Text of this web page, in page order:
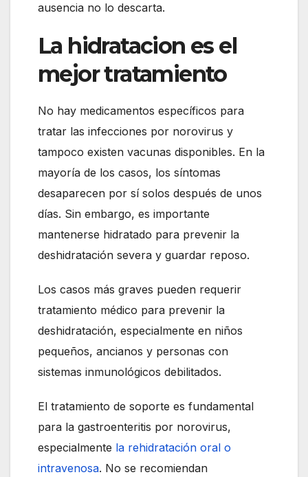
ausencia no lo descarta.
La hidratacion es el
mejor tratamiento
No hay medicamentos específicos para
tratar las infecciones por norovirus y
tampoco existen vacunas disponibles. En la
mayoría de los casos, los síntomas
desaparecen por sí solos después de unos
días. Sin embargo, es importante
mantenerse hidratado para prevenir la
deshidratación severa y guardar reposo.
Los casos más graves pueden requerir
tratamiento médico para prevenir la
deshidratación, especialmente en niños
pequeños, ancianos y personas con
sistemas inmunológicos debilitados.
El tratamiento de soporte es fundamental
para la gastroenteritis por norovirus,
especialmente la rehidratación oral o
intravenosa. No se recomiendan